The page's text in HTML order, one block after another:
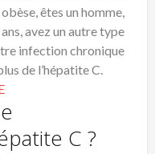
êtes un homme,
avez un autre type
infection chronique
de l’hépatite C.
C ?